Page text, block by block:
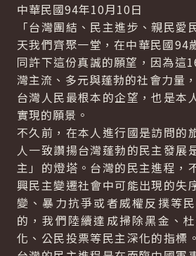
中華民國94年10月10日
「台灣團結、民主進步、親民愛
天我們齊聚一堂，在中華民國94
同許下這份真誠的願望，因為這
灣主流、多元與蓬勃的社會力量
台灣人民最根本的企望，也是本
實現的願景。
不久前，在本人進行國是訪問的
人一致讚揚台灣蓬勃的民主發展
主」的燈塔。台灣的民主進程，
興民主變遷社會中可能出現的失
變、暴力抗爭或者威權反撲等
的，我們陸續達成掃除黑金、
化、公民投票等民主深化的指標